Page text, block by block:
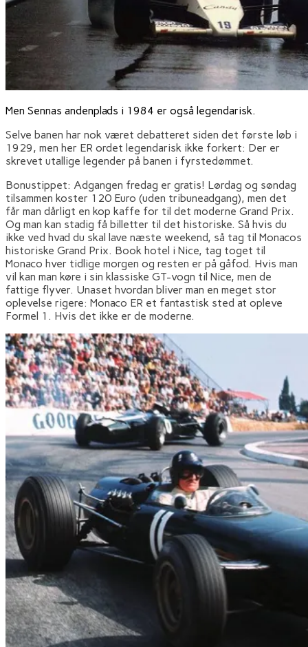
Men Sennas andenplads i 1984 er også legendarisk.
Selve banen har nok været debatteret siden det første løb i
1929, men her ER ordet legendarisk ikke forkert: Der er
skrevet utallige legender på banen i fyrstedømmet.
Bonustippet: Adgangen fredag er gratis! Lørdag og søndag
tilsammen koster 120 Euro (uden tribuneadgang), men det
får man dårligt en kop kaffe for til det moderne Grand Prix.
Og man kan stadig få billetter til det historiske. Så hvis du
ikke ved hvad du skal lave næste weekend, så tag til Monacos
historiske Grand Prix. Book hotel i Nice, tag toget til
Monaco hver tidlige morgen og resten er på gåfod. Hvis man
vil kan man køre i sin klassiske GT-vogn til Nice, men de
fattige flyver. Unaset hvordan bliver man en meget stor
oplevelse rigere: Monaco ER et fantastisk sted at opleve
Formel 1. Hvis det ikke er de moderne.